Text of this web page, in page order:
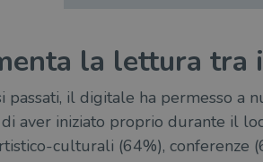
la lettura tra
passati, il digitale ha permesso a
aver iniziato proprio durante il
culturali (64%), conferenze